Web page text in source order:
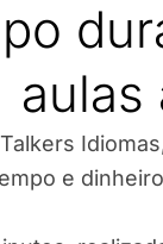
aulas
e